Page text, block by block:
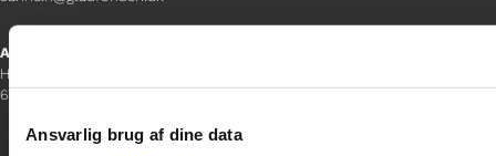
Ansvarlig brug af dine data
Aabenraa
H P Hanssens Gade 23, 2.
6200 Aabenraa